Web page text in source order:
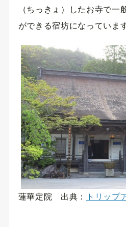
（ちっきょ）したお寺で一
ができる宿坊になっていま
蓮華定院 出典： トリップ